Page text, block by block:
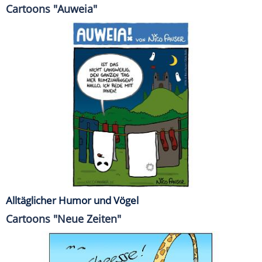
Cartoons "Auweia"
Alltäglicher Humor und Vögel
Cartoons "Neue Zeiten"